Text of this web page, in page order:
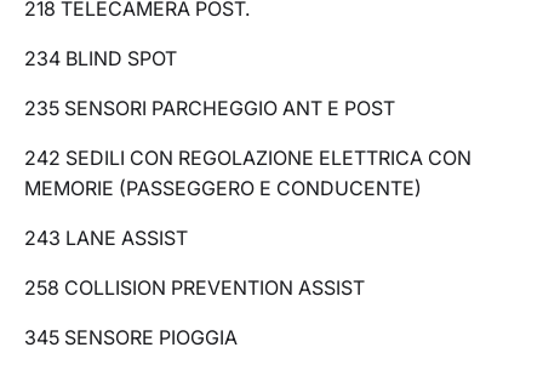
218 TELECAMERA POST.
234 BLIND SPOT
235 SENSORI PARCHEGGIO ANT E POST
242 SEDILI CON REGOLAZIONE ELETTRICA CON
MEMORIE (PASSEGGERO E CONDUCENTE)
243 LANE ASSIST
258 COLLISION PREVENTION ASSIST
345 SENSORE PIOGGIA